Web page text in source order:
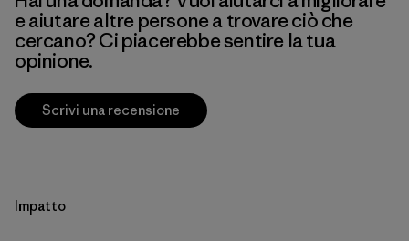
e aiutare altre persone a trovare ciò che
cercano? Ci piacerebbe sentire la tua
opinione.
Scrivi una recensione
Impatto